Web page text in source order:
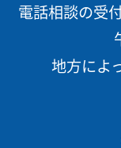
電話相談の受
地方によ